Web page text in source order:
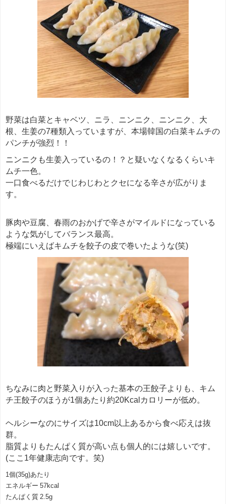
野菜は白菜とキャベツ、ニラ、ニンニク、ニンニク、大
根、生姜の7種類入っていますが、本場韓国の白菜キムチの
パンチが強烈！！
ニンニクも生姜入っているの！？と疑いなくなるくらいキ
ムチ一色。
一口食べるだけでじわじわとクセになる辛さが広がりま
す。
豚肉や豆腐、春雨のおかげで辛さがマイルドになっている
ような気がしてバランス最高。
極端にいえばキムチを餃子の皮で巻いたような(笑)
ちなみに肉と野菜入りが入った基本の王餃子よりも、キム
チ王餃子のほうが1個あたり約20Kcalカロリーが低め。
ヘルシーなのにサイズは10cm以上あるから食べ応えは抜
群。
脂質よりもたんぱく質が高い点も個人的には嬉しいです。
(ここ1年健康志向です。笑)
1個(35g)あたり
エネルギー 57kcal
たんぱく質 2.5g